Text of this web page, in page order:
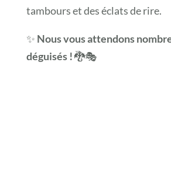
tambours et des éclats de rire.
✨ Nous vous attendons
déguisés !🐉🎭